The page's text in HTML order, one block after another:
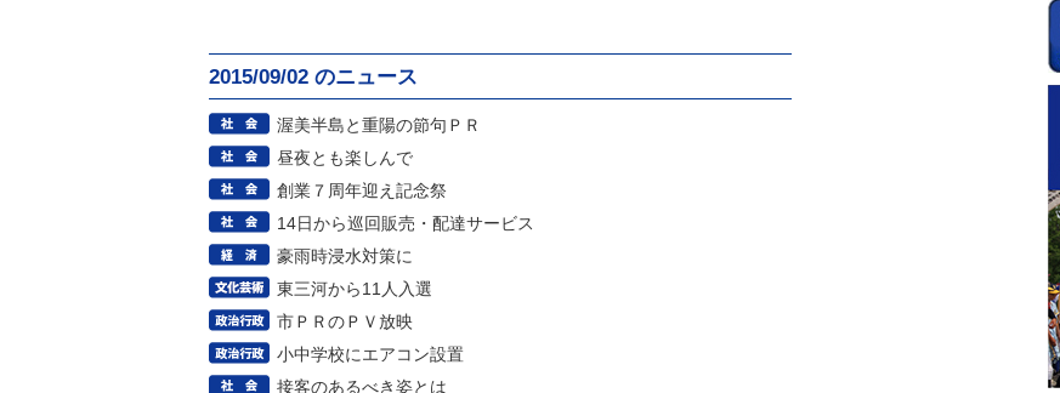
2015/09/02 のニュース
渥美半島と重陽の節句ＰＲ
昼夜とも楽しんで
創業７周年迎え記念祭
14日から巡回販売・配達サービス
豪雨時浸水対策に
東三河から11人入選
市ＰＲのＰＶ放映
小中学校にエアコン設置
接客のあるべき姿とは